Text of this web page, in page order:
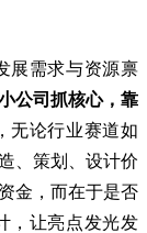
展需求与资源禀
公司抓核心，靠
无论行业赛道如
、策划、设计价
金，而在于是否
，让亮点发光发